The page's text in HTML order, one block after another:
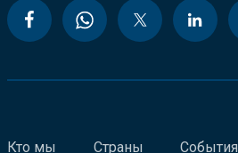
Кто мы Страны События